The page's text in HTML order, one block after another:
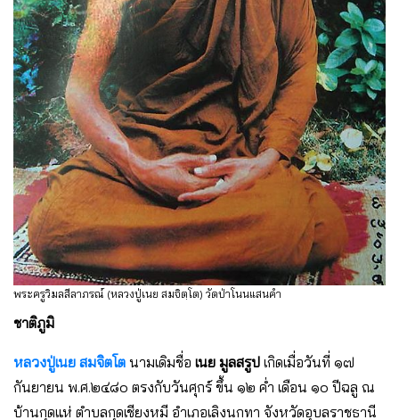
พระครูวิมลสีลาภรณ์ (หลวงปู่เนย สมจิตฺโต) วัดป่าโนนแสนคำ
ชาติภูมิ
หลวงปู่เนย สมจิตโต นามเดิมชื่อ เนย มูลสรูป เกิดเมื่อวันที่ ๑๗
กันยายน พ.ศ.๒๔๘๐ ตรงกับวันศุกร์ ขึ้น ๑๒ ค่ำ เดือน ๑๐ ปีฉลู ณ
บ้านกุดแห่ ตําบลกุดเชียงหมี อําเภอเลิงนกทา จังหวัดอุบลราชธานี